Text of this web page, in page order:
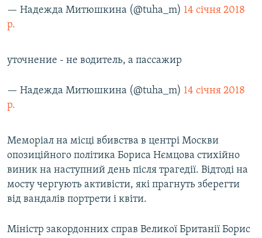
— Надежда Митюшкина (@tuha_m) 14 січня 2018
р.
уточнение - не водитель, а пассажир
— Надежда Митюшкина (@tuha_m) 14 січня 2018
р.
Меморіал на місці вбивства в центрі Москви
опозиційного політика Бориса Нємцова стихійно
виник на наступний день після трагедії. Відтоді на
мосту чергують активісти, які прагнуть зберегти
від вандалів портрети і квіти.
Міністр закордонних справ Великої Британії Борис